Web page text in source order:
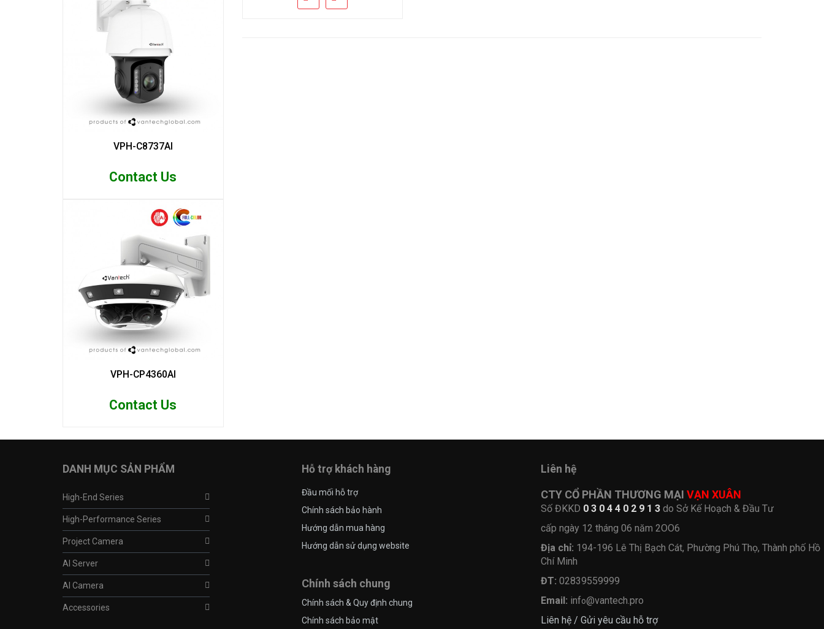
DANH MỤC SẢN PHẨM
High-End Series
High-Performance Series
Project Camera
AI Server
AI Camera
Accessories
Hỗ trợ khách hàng
Đầu mối hỗ trợ
Chính sách bảo hành
Hướng dẫn mua hàng
Hướng dẫn sử dụng website
Chính sách chung
Chính sách & Quy định chung
Chính sách bảo mật
Liên hệ
CTY CỔ PHẦN THƯƠNG MẠI VẠN XUÂN
Số ĐKKD 0 3 0 4 4 0 2 9 1 3do Sở Kế Hoạch & Đầu Tư
cấp ngày 12 tháng 06 năm 2OO6
Địa chỉ: 194-196 Lê Thị Bạch Cát, Phường Phú Thọ, Thành phố Hồ
Chí Minh
ĐT: 02839559999
Email: info@vantech.pro
Liên hệ / Gửi yêu cầu hỗ trợ
VPH-C8737AI
Contact Us
VPH-CP4360AI
Contact Us